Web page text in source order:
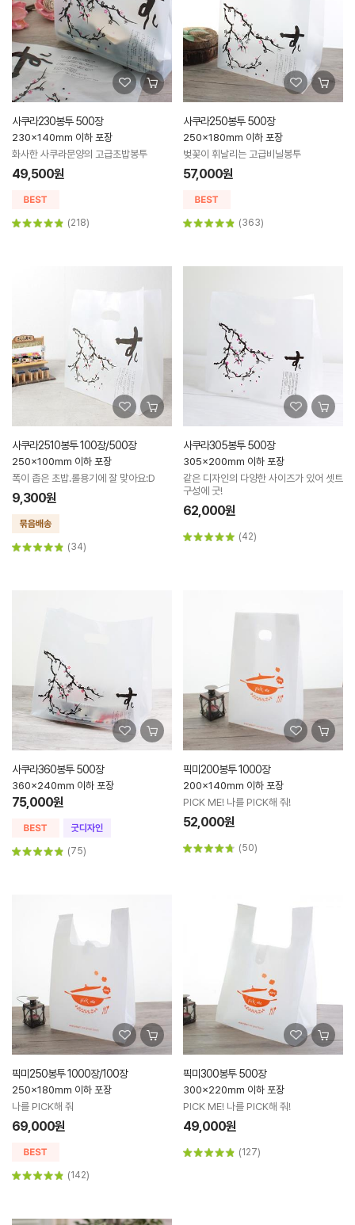
사쿠라230봉투 500장
230x140mm 이하 포장
화사한 사쿠라문양의 고급초밥봉투
49,500원
(218)
사쿠라250봉투 500장
250x180mm 이하 포장
벚꽃이 휘날리는 고급비닐봉투
57,000원
(363)
사쿠라2510봉투 100장/500장
250x100mm 이하 포장
폭이 좁은 초밥.롤용기에 잘 맞아요:D
9,300원
(34)
사쿠라305봉투 500장
305x200mm 이하 포장
같은 디자인의 다양한 사이즈가 있어 셋트
구성에 굿!
62,000원
(42)
사쿠라360봉투 500장
360x240mm 이하 포장
75,000원
(75)
픽미200봉투 1000장
200x140mm 이하 포장
PICK ME! 나를 PICK해 줘!
52,000원
(50)
픽미250봉투 1000장/100장
250x180mm 이하 포장
나를 PICK해 줘
69,000원
(142)
픽미300봉투 500장
300x220mm 이하 포장
PICK ME! 나를 PICK해 줘!
49,000원
(127)